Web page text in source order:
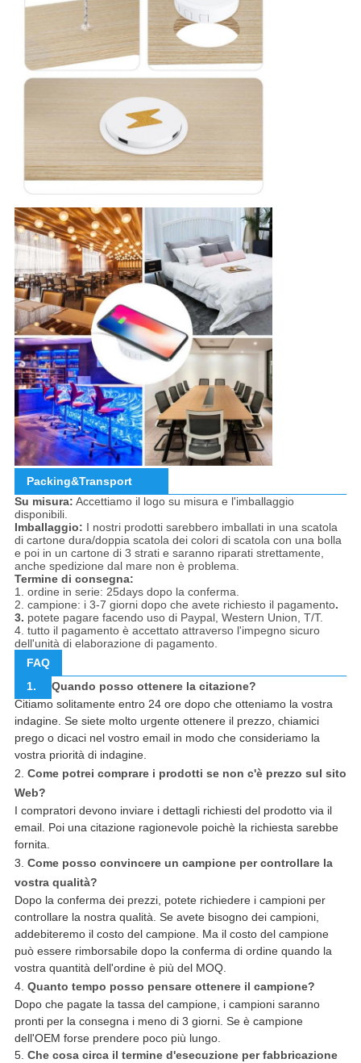
Packing&Transport
Su misura: Accettiamo il logo su misura e l'imballaggio
disponibili.
Imballaggio: I nostri prodotti sarebbero imballati in una scatola
di cartone dura/doppia scatola dei colori di scatola con una bolla
e poi in un cartone di 3 strati e saranno riparati strettamente,
anche spedizione dal mare non è problema.
Termine di consegna:
1. ordine in serie: 25days dopo la conferma.
2. campione: i 3-7 giorni dopo che avete richiesto il pagamento.
3. potete pagare facendo uso di Paypal, Western Union, T/T.
4. tutto il pagamento è accettato attraverso l'impegno sicuro
dell'unità di elaborazione di pagamento.
FAQ
1.
Quando posso ottenere la citazione?
Citiamo solitamente entro 24 ore dopo che otteniamo la vostra
indagine. Se siete molto urgente ottenere il prezzo, chiamici
prego o dicaci nel vostro email in modo che consideriamo la
vostra priorità di indagine.
2. Come potrei comprare i prodotti se non c'è prezzo sul sito
Web?
I compratori devono inviare i dettagli richiesti del prodotto via il
email. Poi una citazione ragionevole poichè la richiesta sarebbe
fornita.
3. Come posso convincere un campione per controllare la
vostra qualità?
Dopo la conferma dei prezzi, potete richiedere i campioni per
controllare la nostra qualità. Se avete bisogno dei campioni,
addebiteremo il costo del campione. Ma il costo del campione
può essere rimborsabile dopo la conferma di ordine quando la
vostra quantità dell'ordine è più del MOQ.
4. Quanto tempo posso pensare ottenere il campione?
Dopo che pagate la tassa del campione, i campioni saranno
pronti per la consegna i meno di 3 giorni. Se è campione
dell'OEM forse prendere poco più lungo.
5. Che cosa circa il termine d'esecuzione per fabbricazione